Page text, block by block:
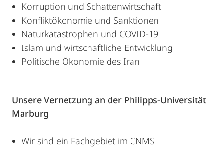
Korruption und Schattenwirtschaft
Konfliktökonomie und Sanktionen
Naturkatastrophen und COVID-19
Islam und wirtschaftliche Entwicklung
Politische Ökonomie des Iran
Unsere Vernetzung an der Philipps-Universität
Marburg
Wir sind ein Fachgebiet im CNMS